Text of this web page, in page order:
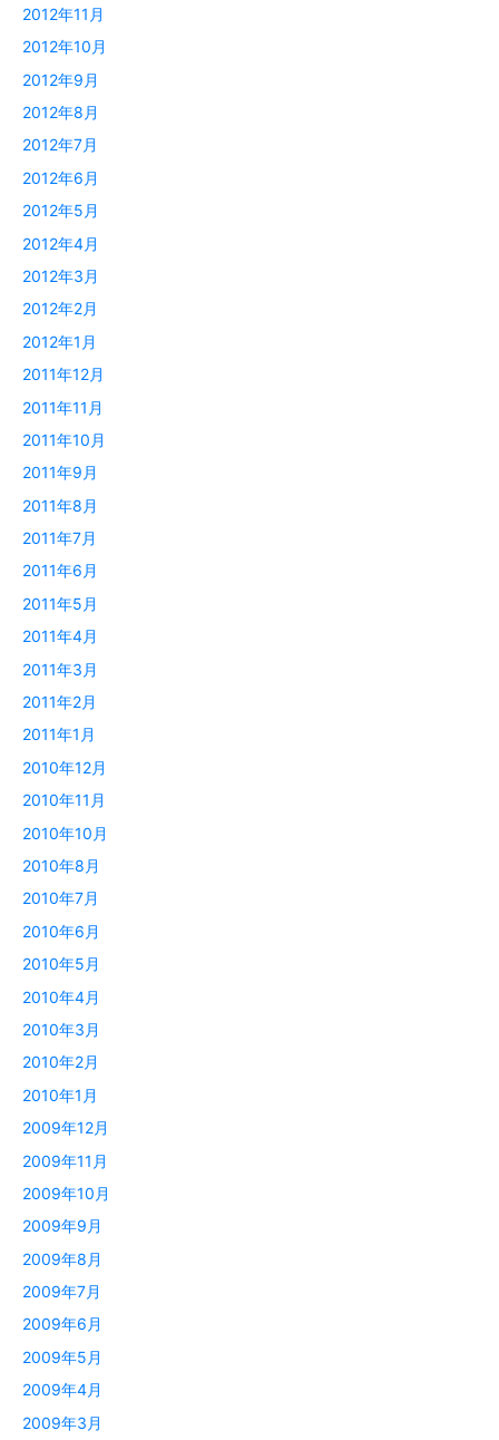
2012年11月
2012年10月
2012年9月
2012年8月
2012年7月
2012年6月
2012年5月
2012年4月
2012年3月
2012年2月
2012年1月
2011年12月
2011年11月
2011年10月
2011年9月
2011年8月
2011年7月
2011年6月
2011年5月
2011年4月
2011年3月
2011年2月
2011年1月
2010年12月
2010年11月
2010年10月
2010年8月
2010年7月
2010年6月
2010年5月
2010年4月
2010年3月
2010年2月
2010年1月
2009年12月
2009年11月
2009年10月
2009年9月
2009年8月
2009年7月
2009年6月
2009年5月
2009年4月
2009年3月